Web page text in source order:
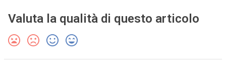
Valuta la qualità di questo articolo